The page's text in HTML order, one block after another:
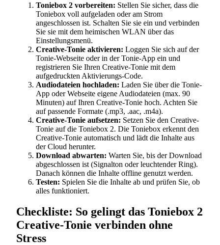
Toniebox 2 vorbereiten: Stellen Sie sicher, dass die
Toniebox voll aufgeladen oder am Strom
angeschlossen ist. Schalten Sie sie ein und verbinden
Sie sie mit dem heimischen WLAN über das
Einstellungsmenü.
Creative-Tonie aktivieren: Loggen Sie sich auf der
Tonie-Webseite oder in der Tonie-App ein und
registrieren Sie Ihren Creative-Tonie mit dem
aufgedruckten Aktivierungs-Code.
Audiodateien hochladen: Laden Sie über die Tonie-
App oder Webseite eigene Audiodateien (max. 90
Minuten) auf Ihren Creative-Tonie hoch. Achten Sie
auf passende Formate (.mp3, .aac, .m4a).
Creative-Tonie aufsetzen: Setzen Sie den Creative-
Tonie auf die Toniebox 2. Die Toniebox erkennt den
Creative-Tonie automatisch und lädt die Inhalte aus
der Cloud herunter.
Download abwarten: Warten Sie, bis der Download
abgeschlossen ist (Signalton oder leuchtender Ring).
Danach können die Inhalte offline genutzt werden.
Testen: Spielen Sie die Inhalte ab und prüfen Sie, ob
alles funktioniert.
Checkliste: So gelingt das Toniebox 2
Creative-Tonie verbinden ohne
Stress